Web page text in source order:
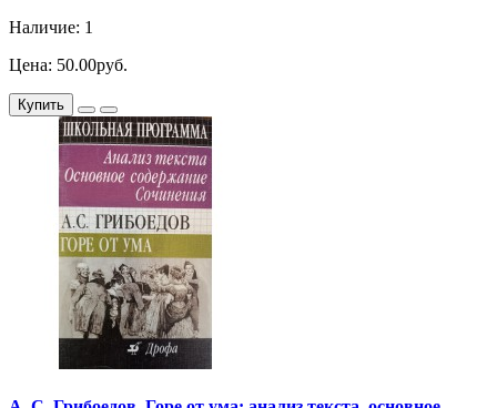
Наличие: 1
Цена: 50.00руб.
Купить